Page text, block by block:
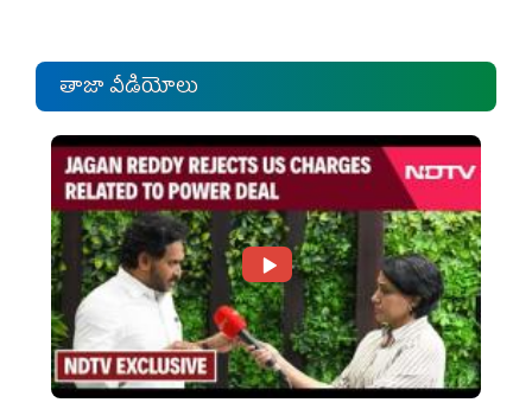
తాజా వీడియోలు